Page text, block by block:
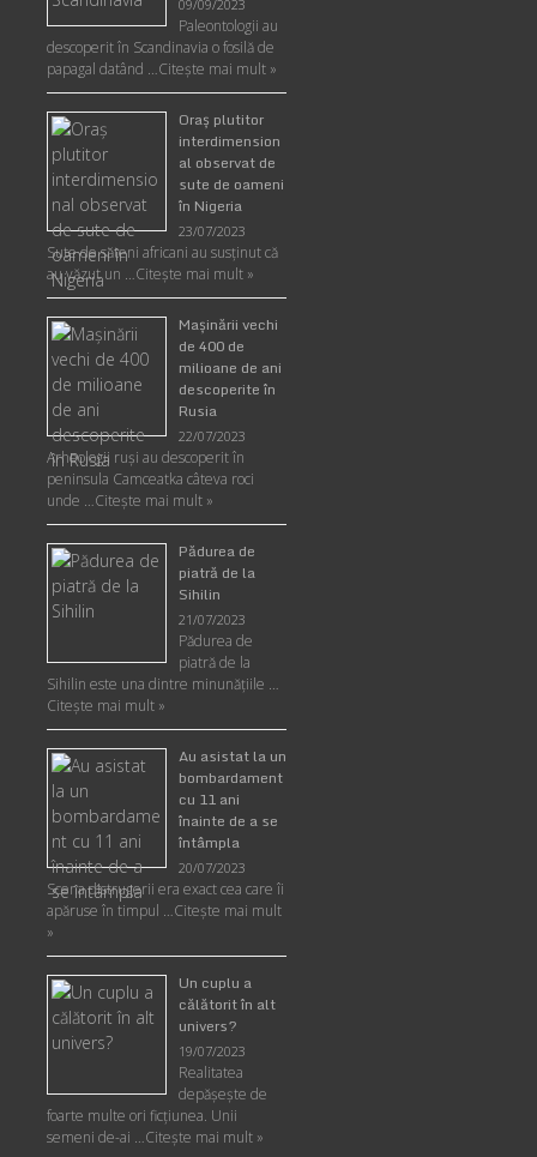
09/09/2023
Paleontologii au
descoperit în Scandinavia o fosilă de
papagal datând …Citește mai mult »
Oraş plutitor
interdimension
al observat de
sute de oameni
în Nigeria
23/07/2023
Sute de săteni africani au susținut că
au văzut un …Citește mai mult »
Maşinării vechi
de 400 de
milioane de ani
descoperite în
Rusia
22/07/2023
Arheologii ruşi au descoperit în
peninsula Camceatka câteva roci
unde …Citește mai mult »
Pădurea de
piatră de la
Sihilin
21/07/2023
Pădurea de
piatră de la
Sihilin este una dintre minunăţiile …
Citește mai mult »
Au asistat la un
bombardament
cu 11 ani
înainte de a se
întâmpla
20/07/2023
Scena distrugerii era exact cea care îi
apăruse în timpul …Citește mai mult
»
Un cuplu a
călătorit în alt
univers?
19/07/2023
Realitatea
depăşeşte de
foarte multe ori ficţiunea. Unii
semeni de-ai …Citește mai mult »